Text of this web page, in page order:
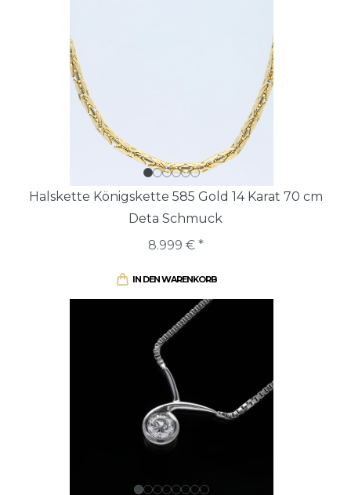
Halskette Königskette 585 Gold 14 Karat 70 cm
Deta Schmuck
8.999 € *
IN DEN WARENKORB